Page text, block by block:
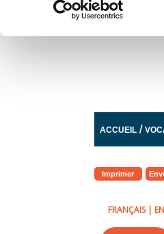
ACCUEIL /
Imprimer
FRANÇAIS|